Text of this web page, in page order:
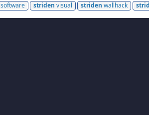
software striden visual striden wallhack